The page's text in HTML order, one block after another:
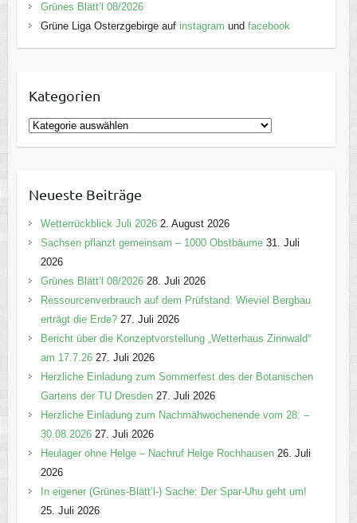
Grünes Blätt’l 08/2026
Grüne Liga Osterzgebirge auf instagram und facebook
Kategorien
K
a
g
o
r
e
n
Neueste Beiträge
Wetterrückblick Juli 2026 2. August 2026
Sachsen pflanzt gemeinsam – 1000 Obstbäume 31. Juli
2026
Grünes Blätt’l 08/2026 28. Juli 2026
Ressourcenverbrauch auf dem Prüfstand: Wieviel Bergbau
erträgt die Erde? 27. Juli 2026
Bericht über die Konzeptvorstellung „Wetterhaus Zinnwald“
am 17.7.26 27. Juli 2026
Herzliche Einladung zum Sommerfest des der Botanischen
Gartens der TU Dresden 27. Juli 2026
Herzliche Einladung zum Nachmähwochenende vom 28. –
30.08.2026 27. Juli 2026
Heulager ohne Helge – Nachruf Helge Rochhausen 26. Juli
2026
In eigener (Grünes-Blätt’l-) Sache: Der Spar-Uhu geht um!
25. Juli 2026